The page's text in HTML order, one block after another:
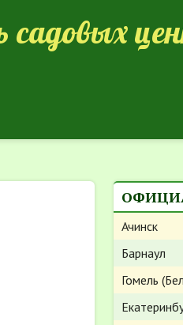
Ачинск
Барнаул
Гомель